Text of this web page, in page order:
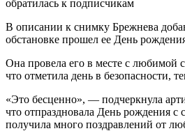
В описании к снимку Брежнева
обстановке прошел ее День
Она провела его в месте с любимой
что отметила день в безопасности,
«Это бесценно», — подчеркнула
что отпраздновала День рождения с
получила много поздравлений от